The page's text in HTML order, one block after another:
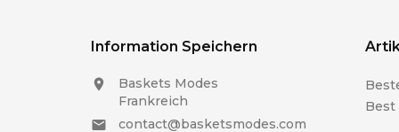
Information Speichern

Baskets Modes
Frankreich

contact@basketsmodes.com
Best